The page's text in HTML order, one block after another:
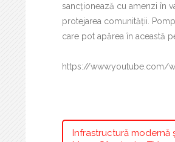
sancționează cu amenzi în
protejarea comunității.
care pot apărea în această
https://www.youtube.com/
Infrastructură modernă